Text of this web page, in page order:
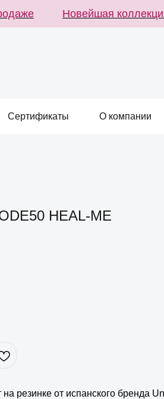
Новейшая
Сертификаты О компании
HEAL-ME
резинке от испанского бренда